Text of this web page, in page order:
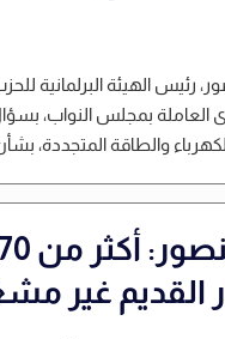
رئيس الهيئة البرلمانية
العاملة بمجلس النواب،
والطاقة المتجددة،
القديم غير